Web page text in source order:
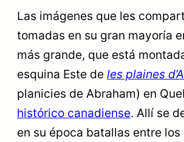
Las imágenes que les
tomadas en su gran mayoría
más grande, que está
esquina Este de les plaines
planicies de Abraham) en
histórico canadiense. Allí se
en su época batallas entre los